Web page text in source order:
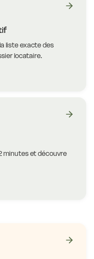
liste exacte des
locataire.
minutes et découvre